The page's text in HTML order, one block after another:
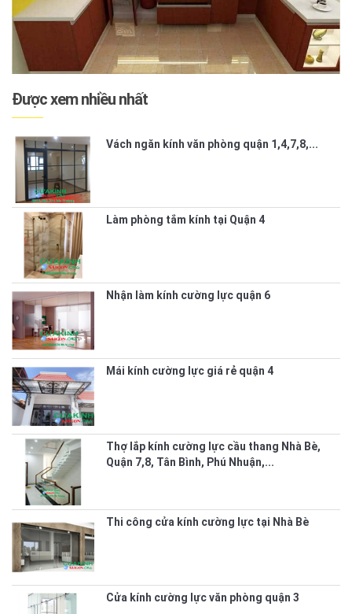
Được xem nhiều nhất
Vách ngăn kính văn phòng quận 1,4,7,8,...
Làm phòng tắm kính tại Quận 4
Nhận làm kính cường lực quận 6
Mái kính cường lực giá rẻ quận 4
Thợ lắp kính cường lực cầu thang Nhà Bè,
Quận 7,8, Tân Bình, Phú Nhuận,...
Thi công cửa kính cường lực tại Nhà Bè
Cửa kính cường lực văn phòng quận 3